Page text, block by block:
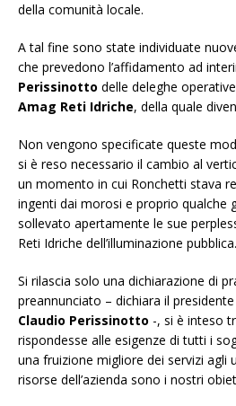
della comunità locale.
A tal fine sono state individuate
che prevedono l’affidamento ad
Perissinotto delle deleghe
Amag Reti Idriche, della quale
Non vengono specificate queste
si è reso necessario il cambio al
un momento in cui Ronchetti stava
ingenti dai morosi e proprio qualche
sollevato apertamente le sue
Reti Idriche dell’illuminazione
Si rilascia solo una dichiarazione di
preannunciato – dichiara il
Claudio Perissinotto -, si è inteso
rispondesse alle esigenze di tutti i
una fruizione migliore dei servizi agli
risorse dell’azienda sono i nostri